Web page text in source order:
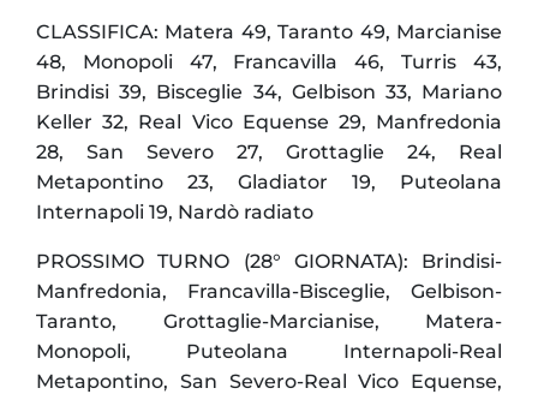
CLASSIFICA: Matera 49, Taranto 49, Marcianise
48, Monopoli 47, Francavilla 46, Turris 43,
Brindisi 39, Bisceglie 34, Gelbison 33, Mariano
Keller 32, Real Vico Equense 29, Manfredonia
28, San Severo 27, Grottaglie 24, Real
Metapontino 23, Gladiator 19, Puteolana
Internapoli 19, Nardò radiato
PROSSIMO TURNO (28° GIORNATA): Brindisi-
Manfredonia, Francavilla-Bisceglie, Gelbison-
Taranto, Grottaglie-Marcianise, Matera-
Monopoli, Puteolana Internapoli-Real
Metapontino, San Severo-Real Vico Equense,